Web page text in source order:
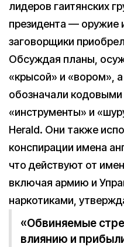
лидеров гаитянских
президента — оружие
заговорщики
Обсуждая планы,
«крысой» и «вором»,
обозначали
«инструменты» и
Herald. Они также
конспирации имена
что действуют от
включая армию и
наркотиками,
«Обвиняемые
влиянию и